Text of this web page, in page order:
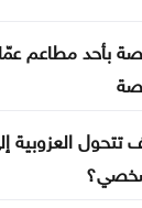
هجومًا على
تستهدف
الثوري
بأحد مطاعم
تتحول العزوبية